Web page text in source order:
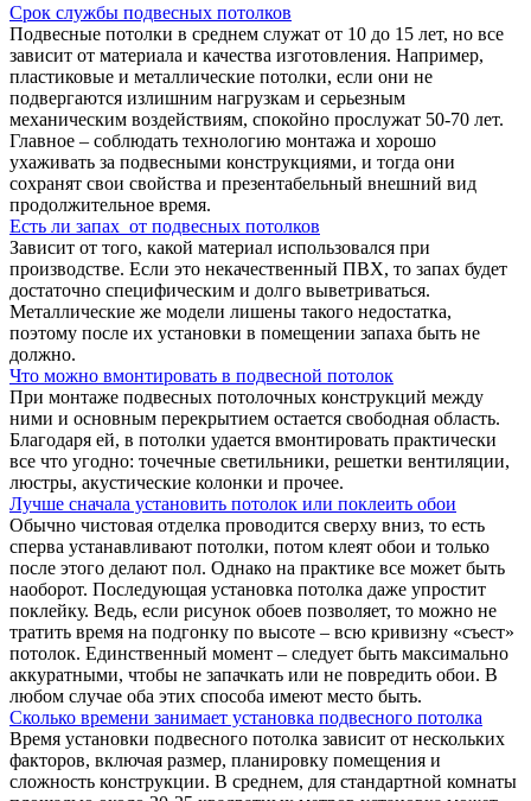
Срок службы подвесных потолков
Подвесные потолки в среднем служат от 10 до 15 лет, но все
зависит от материала и качества изготовления. Например,
пластиковые и металлические потолки, если они не
подвергаются излишним нагрузкам и серьезным
механическим воздействиям, спокойно прослужат 50-70 лет.
Главное – соблюдать технологию монтажа и хорошо
ухаживать за подвесными конструкциями, и тогда они
сохранят свои свойства и презентабельный внешний вид
продолжительное время.
Есть ли запах от подвесных потолков
Зависит от того, какой материал использовался при
производстве. Если это некачественный ПВХ, то запах будет
достаточно специфическим и долго выветриваться.
Металлические же модели лишены такого недостатка,
поэтому после их установки в помещении запаха быть не
должно.
Что можно вмонтировать в подвесной потолок
При монтаже подвесных потолочных конструкций между
ними и основным перекрытием остается свободная область.
Благодаря ей, в потолки удается вмонтировать практически
все что угодно: точечные светильники, решетки вентиляции,
люстры, акустические колонки и прочее.
Лучше сначала установить потолок или поклеить обои
Обычно чистовая отделка проводится сверху вниз, то есть
сперва устанавливают потолки, потом клеят обои и только
после этого делают пол. Однако на практике все может быть
наоборот. Последующая установка потолка даже упростит
поклейку. Ведь, если рисунок обоев позволяет, то можно не
тратить время на подгонку по высоте – всю кривизну «съест»
потолок. Единственный момент – следует быть максимально
аккуратными, чтобы не запачкать или не повредить обои. В
любом случае оба этих способа имеют место быть.
Сколько времени занимает установка подвесного потолка
Время установки подвесного потолка зависит от нескольких
факторов, включая размер, планировку помещения и
сложность конструкции. В среднем, для стандартной комнаты